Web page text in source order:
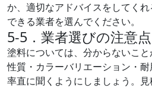
か、適切なアドバイスをしてく
できる業者を選んでください。
5-5．業者選びの注意点
塗料については、分からないこ
性質・カラーバリエーション・
率直に聞くようにしましょう。